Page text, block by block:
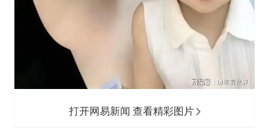
打开网易新闻 查看精彩图片